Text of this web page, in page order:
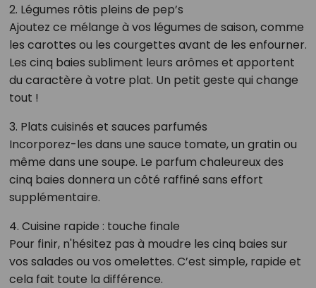
2. Légumes rôtis pleins de pep’s
Ajoutez ce mélange à vos légumes de saison, comme
les carottes ou les courgettes avant de les enfourner.
Les cinq baies subliment leurs arômes et apportent
du caractère à votre plat. Un petit geste qui change
tout !
3. Plats cuisinés et sauces parfumés
Incorporez-les dans une sauce tomate, un gratin ou
même dans une soupe. Le parfum chaleureux des
cinq baies donnera un côté raffiné sans effort
supplémentaire.
4. Cuisine rapide : touche finale
Pour finir, n'hésitez pas à moudre les cinq baies sur
vos salades ou vos omelettes. C’est simple, rapide et
cela fait toute la différence.